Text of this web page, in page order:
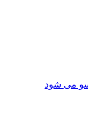
می شود